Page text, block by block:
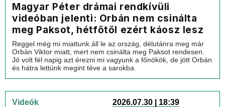
Magyar Péter drámai rendkívüli
videóban jelenti: Orbán nem csinálta
meg Paksot, hétfőtől ezért káosz lesz
Reggel még mi miattunk áll le az ország, délutánra meg már
Orbán Viktor miatt, mert nem csinálta meg Paksot rendesen.
Jó volt fél napig azt érezni mi vagyunk a főnökök, de jött Orbán
és hátra lettünk megint téve a sarokba.
Videók 2026.07.30 | 18:39